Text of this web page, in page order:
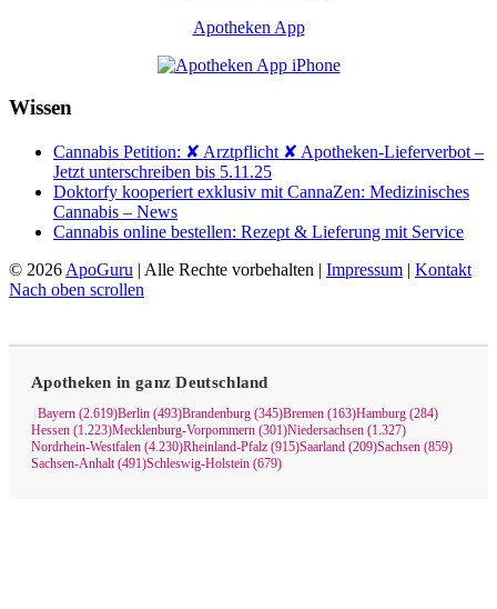
Apotheken App
Wissen
Cannabis Petition: ✘ Arztpflicht ✘ Apotheken-Lieferverbot –
Jetzt unterschreiben bis 5.11.25
Doktorfy kooperiert exklusiv mit CannaZen: Medizinisches
Cannabis – News
Cannabis online bestellen: Rezept & Lieferung mit Service
© 2026 ApoGuru | Alle Rechte vorbehalten | Impressum | Kontakt
Nach oben scrollen
Apotheken in ganz Deutschland
Bayern (2.619)Berlin (493)Brandenburg (345)Bremen (163)Hamburg (284)
Hessen (1.223)Mecklenburg-Vorpommern (301)Niedersachsen (1.327)
Nordrhein-Westfalen (4.230)Rheinland-Pfalz (915)Saarland (209)Sachsen (859)
Sachsen-Anhalt (491)Schleswig-Holstein (679)